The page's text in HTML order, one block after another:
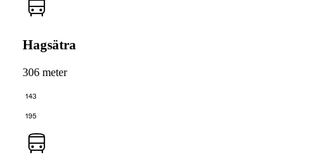
Hagsätra
306 meter
143
195